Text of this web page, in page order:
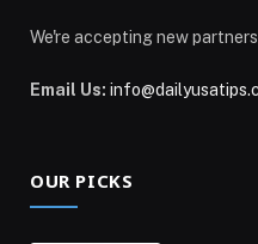
We're accepting new
Email Us:
OUR PICKS